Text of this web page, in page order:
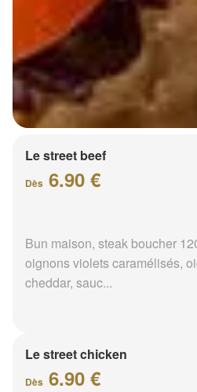
Le street beef
Dès 6.90 €
Bun maison, steak boucher
oignons violets caramélisés,
cheddar, sauc...
Le street chicken
Dès 6.90 €